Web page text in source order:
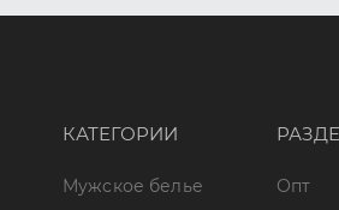
КАТЕГОРИИ
Мужское белье Опт